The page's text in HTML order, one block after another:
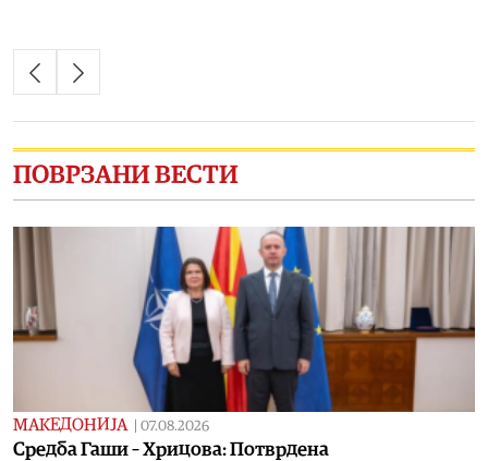
ПОВРЗАНИ ВЕСТИ
МАКЕДОНИЈА 07.08.2026
Средба Гаши – Хрицова: Потврдена